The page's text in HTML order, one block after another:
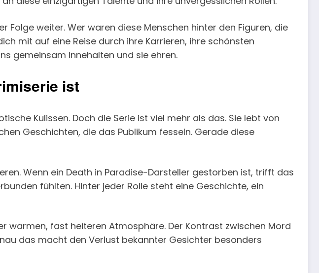
Folge weiter. Wer waren diese Menschen hinter den Figuren, die
mit auf eine Reise durch ihre Karrieren, ihre schönsten
gemeinsam innehalten und sie ehren.
ist
Kulissen. Doch die Serie ist viel mehr als das. Sie lebt von
Geschichten, die das Publikum fesseln. Gerade diese
Wenn ein Death in Paradise-Darsteller gestorben ist, trifft das
fühlten. Hinter jeder Rolle steht eine Geschichte, ein
warmen, fast heiteren Atmosphäre. Der Kontrast zwischen Mord
das macht den Verlust bekannter Gesichter besonders